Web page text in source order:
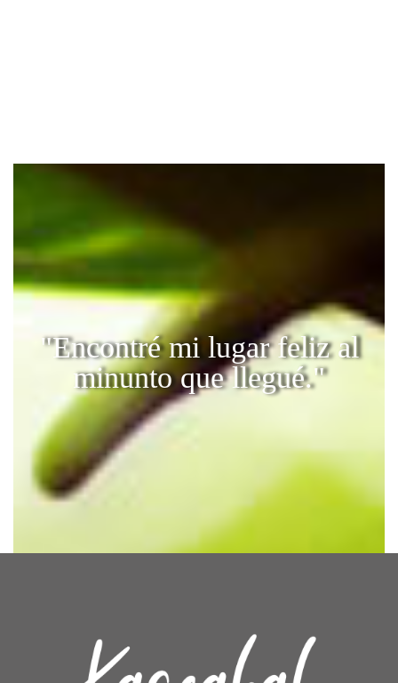
"Encontré mi lugar feliz al
minunto que llegué."